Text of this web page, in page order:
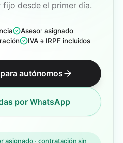
fijo desde el primer día.
Asesor asignado
IVA e IRPF incluidos
autónomos
por WhatsApp
asignado · contratación sin